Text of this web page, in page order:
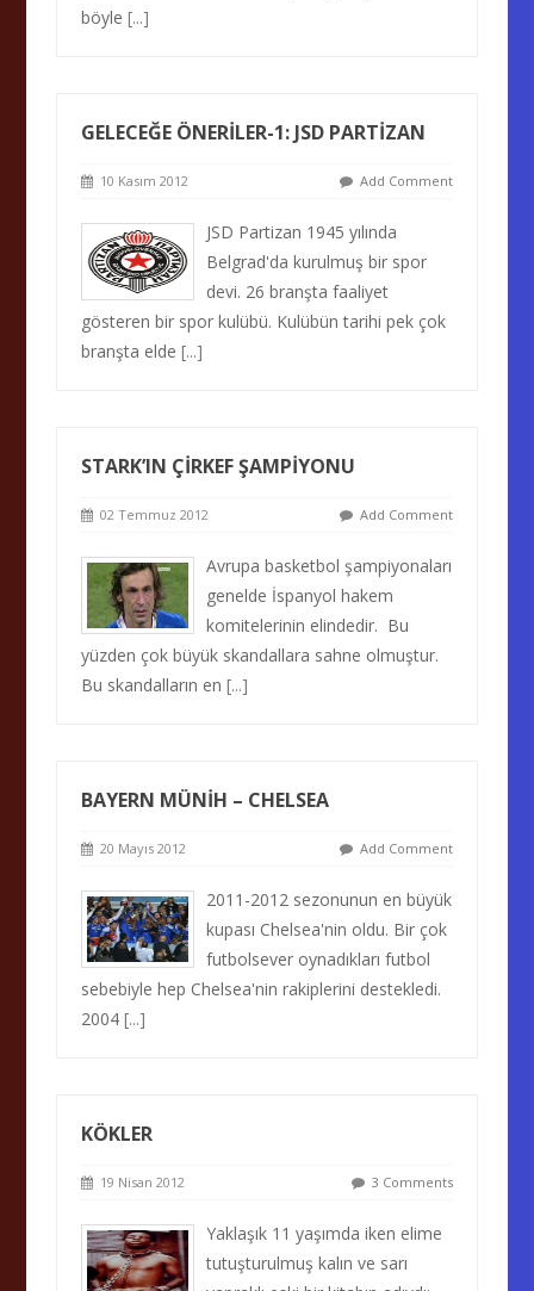
böyle[...]
GELECEĞE ÖNERİLER-1: JSD PARTİZAN
10 Kasım 2012 Add Comment
JSD Partizan 1945 yılında
Belgrad'da kurulmuş bir spor
devi. 26 branşta faaliyet
gösteren bir spor kulübü. Kulübün tarihi pek çok
branşta elde[...]
STARK’IN ÇİRKEF ŞAMPİYONU
02 Temmuz 2012 Add Comment
Avrupa basketbol şampiyonaları
genelde İspanyol hakem
komitelerinin elindedir. Bu
yüzden çok büyük skandallara sahne olmuştur.
Bu skandalların en[...]
BAYERN MÜNİH – CHELSEA
20 Mayıs 2012 Add Comment
2011-2012 sezonunun en büyük
kupası Chelsea'nin oldu. Bir çok
futbolsever oynadıkları futbol
sebebiyle hep Chelsea'nin rakiplerini destekledi.
2004[...]
KÖKLER
19 Nisan 2012 3 Comments
Yaklaşık 11 yaşımda iken elime
tutuşturulmuş kalın ve sarı